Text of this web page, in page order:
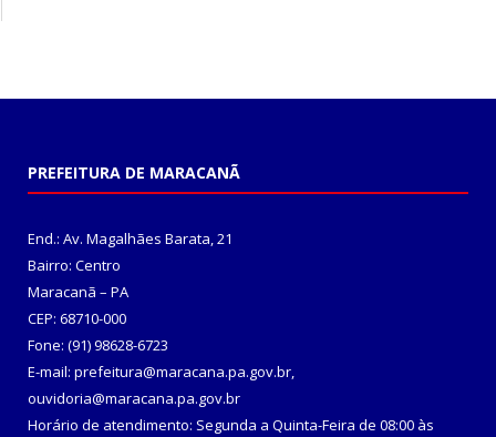
PREFEITURA DE MARACANÃ
End.: Av. Magalhães Barata, 21
Bairro: Centro
Maracanã – PA
CEP: 68710-000
Fone: (91) 98628-6723
E-mail: prefeitura@maracana.pa.gov.br,
ouvidoria@maracana.pa.gov.br
Horário de atendimento: Segunda a Quinta-Feira de 08:00 às